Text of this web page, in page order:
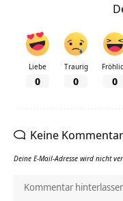
Liebe
0
Traurig
0 0
Keine
Deine E-Mail-Adresse wird nicht